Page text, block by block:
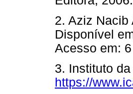
2. Aziz
Disponível
Acesso
3. Instituto
https://